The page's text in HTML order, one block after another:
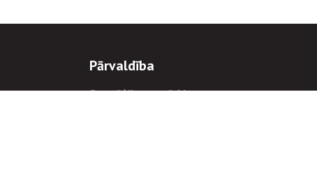
Pārvaldība
Stratēģija un mērķi